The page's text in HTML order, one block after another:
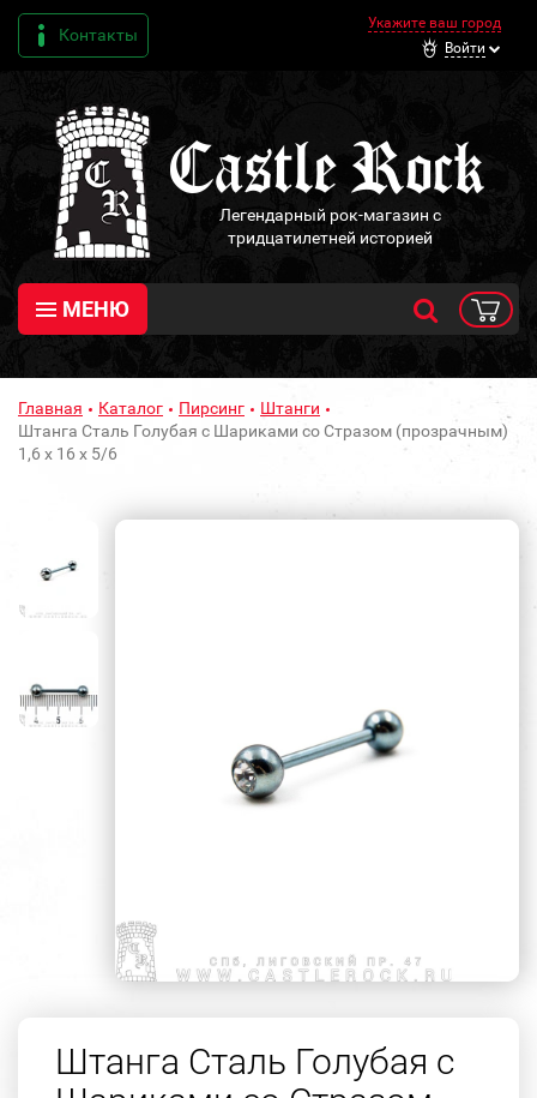
Контакты
Укажите ваш город
Войти
Легендарный рок-магазин с
тридцатилетней историей
МЕНЮ
Главная Каталог Пирсинг
Штанги
Штанга Сталь Голубая с Шариками со Стразом (прозрачным)
1,6 х 16 х 5/6
Штанга Сталь Голубая с